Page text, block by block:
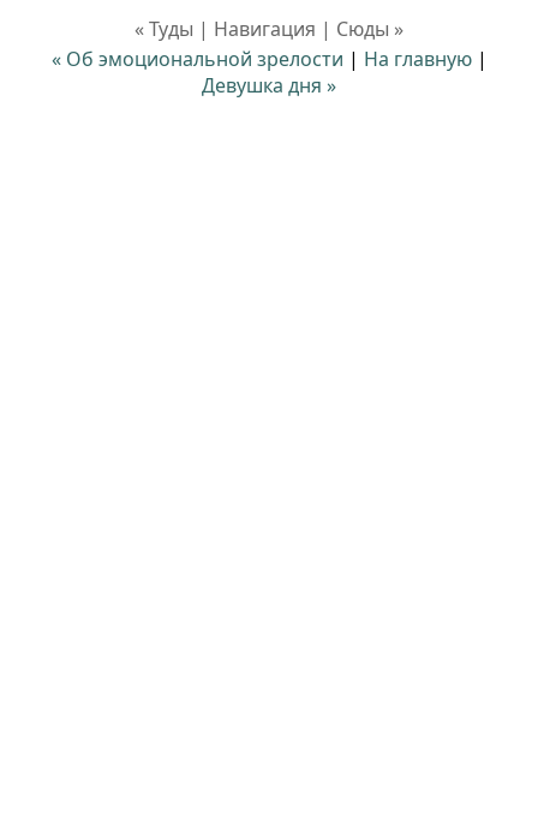
« Туды | Навигация | Сюды »
« Об эмоциональной зрелости | На главную|
Девушка дня »